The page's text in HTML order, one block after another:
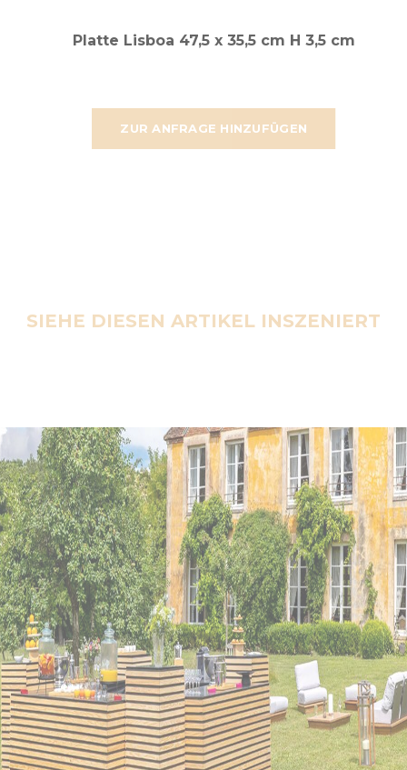
ZUR ANFRAGE HINZUFÜGEN
Platte Lisboa 47,5 x 35,5 cm H 3,5 cm
SIEHE DIESEN ARTIKEL INSZENIERT